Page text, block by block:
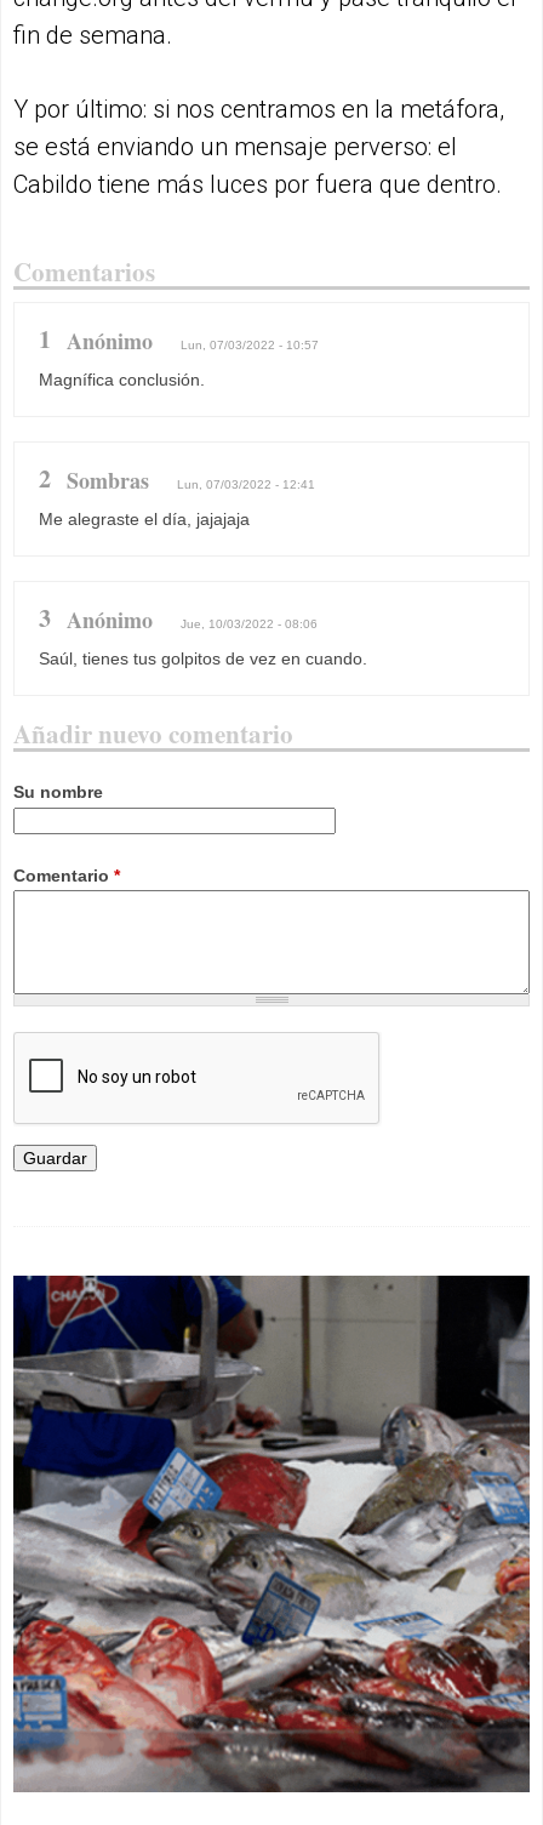
fin de semana.
Y por último: si nos centramos en la metáfora,
se está enviando un mensaje perverso: el
Cabildo tiene más luces por fuera que dentro.
Comentarios
1 Anónimo Lun, 07/03/2022 - 10:57
Magnífica conclusión.
2 Sombras Lun, 07/03/2022 - 12:41
Me alegraste el día, jajajaja
3 Anónimo Jue, 10/03/2022 - 08:06
Saúl, tienes tus golpitos de vez en cuando.
Añadir nuevo comentario
Su nombre
Comentario *